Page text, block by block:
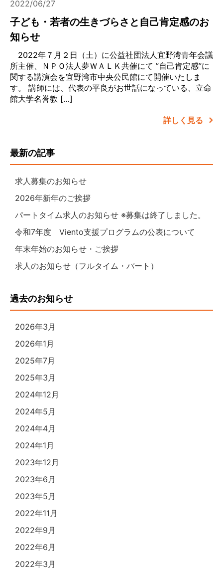
2022/06/27
子ども・若者の生きづらさと自己肯定感のお
知らせ
2022年７月２日（土）に公益社団法人宜野湾青年会議
所主催、ＮＰＯ法人夢ＷＡＬＫ共催にて ”自己肯定感”に
関する講演会を宜野湾市中央公民館にて開催いたしま
す。 講師には、代表の平良がお世話になっている、立命
館大学名誉教 […]
詳しく見る
最新の記事
求人募集のお知らせ
2026年新年のご挨拶
パートタイム求人のお知らせ ※募集は終了しました。
令和7年度 Viento支援プログラムの公表について
年末年始のお知らせ・ご挨拶
求人のお知らせ（フルタイム・パート）
過去のお知らせ
2026年3月
2026年1月
2025年7月
2025年3月
2024年12月
2024年5月
2024年4月
2024年1月
2023年12月
2023年6月
2023年5月
2022年11月
2022年9月
2022年6月
2022年3月